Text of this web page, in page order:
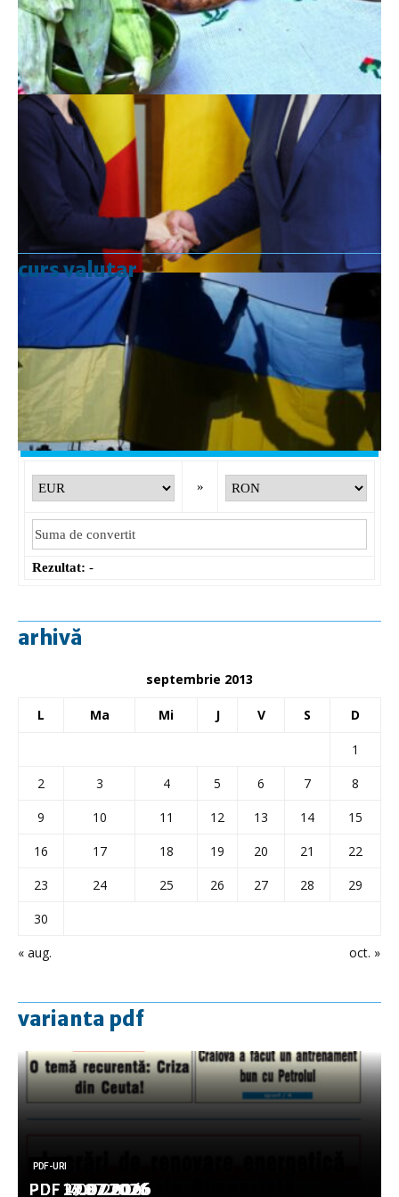
curs valutar
Curs valutar: 07 Aug 2026
EUR: 5,2554 RON
+0,0041 ▲
USD: 4,5584 RON
+0,0077 ▲
CHF
: 5,6244 RON
+0,0023 ▲
GBP
+0,0041 ▲
Convertor valutar
»
Rezultat: -
arhivă
septembrie 2013
L Ma Mi J V S D
« aug. oct. »
1
2
3 4 5 6 7
8
9
10 11 12 13 14
15
16
17 18 19 20 21
22
23
24 25 26 27 28
29
30
varianta pdf
PDF-URI
PDF 3.08.2026
PDF-URI
PDF 29.07.2026
PDF-URI
PDF 27.07.2026
PDF-URI
PDF 17.07.2026
PDF-URI
PDF 14.07.2026